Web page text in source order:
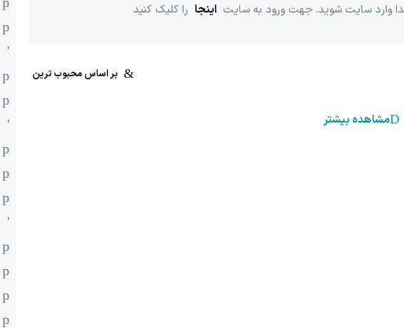
وارد سایت شوید. جهت ورود به سایت اینجا را کلیک کنید
مشاهده بیشتر